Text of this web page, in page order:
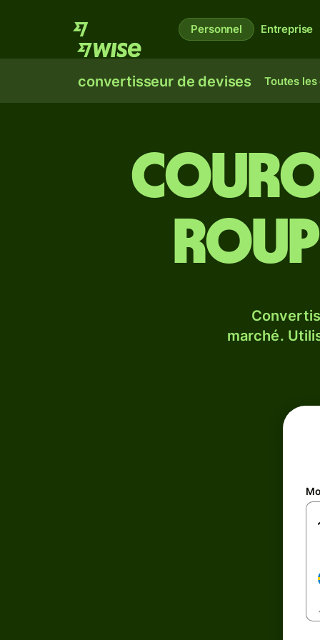
Personnel Entreprise
convertisseur de devises Toutes les
marché.